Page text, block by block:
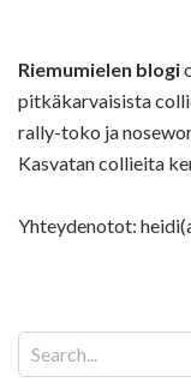
Riemumielen blogi
pitkäkarvaisista
rally-toko ja
Kasvatan collieita
Yhteydenotot: